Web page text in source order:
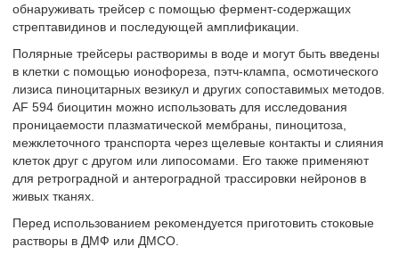
обнаруживать трейсер с помощью фермент-содержащих
стрептавидинов и последующей амплификации.
Полярные трейсеры растворимы в воде и могут быть введены
в клетки с помощью ионофореза, пэтч-клампа, осмотического
лизиса пиноцитарных везикул и других сопоставимых методов.
AF 594 биоцитин можно использовать для исследования
проницаемости плазматической мембраны, пиноцитоза,
межклеточного транспорта через щелевые контакты и слияния
клеток друг с другом или липосомами. Его также применяют
для ретроградной и антероградной трассировки нейронов в
живых тканях.
Перед использованием рекомендуется приготовить стоковые
растворы в ДМФ или ДМСО.